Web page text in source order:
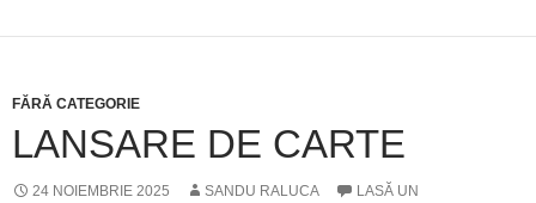
FĂRĂ CATEGORIE
LANSARE DE CARTE
24 NOIEMBRIE 2025 SANDU RALUCA
LASĂ UN